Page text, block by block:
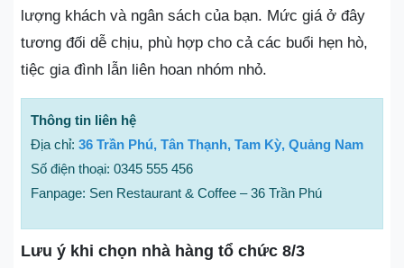
lượng khách và ngân sách của bạn. Mức giá ở đây
tương đối dễ chịu, phù hợp cho cả các buổi hẹn hò,
tiệc gia đình lẫn liên hoan nhóm nhỏ.
Thông tin liên hệ
Địa chỉ: 36 Trần Phú, Tân Thạnh, Tam Kỳ, Quảng Nam
Số điện thoại: 0345 555 456
Fanpage: Sen Restaurant & Coffee – 36 Trần Phú
Lưu ý khi chọn nhà hàng tổ chức 8/3